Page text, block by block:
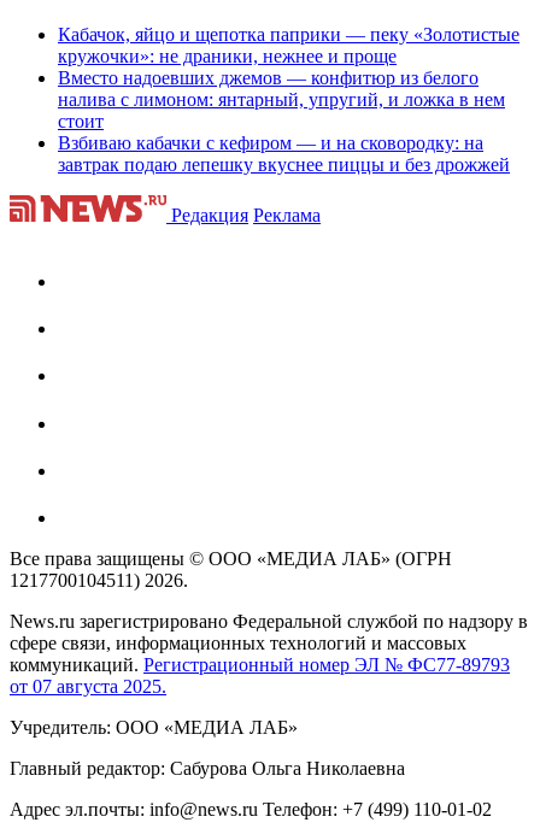
Кабачок, яйцо и щепотка паприки — пеку «Золотистые
кружочки»: не драники, нежнее и проще
Вместо надоевших джемов — конфитюр из белого
налива с лимоном: янтарный, упругий, и ложка в нем
стоит
Взбиваю кабачки с кефиром — и на сковородку: на
завтрак подаю лепешку вкуснее пиццы и без дрожжей
Редакция Реклама
Все права защищены © ООО «МЕДИА ЛАБ» (ОГРН
1217700104511) 2026.
News.ru зарегистрировано Федеральной службой по надзору в
сфере связи, информационных технологий и массовых
коммуникаций. Регистрационный номер ЭЛ № ФС77-89793
от 07 августа 2025.
Учредитель: ООО «МЕДИА ЛАБ»
Главный редактор: Сабурова Ольга Николаевна
Адрес эл.почты: info@news.ru Телефон: +7 (499) 110-01-02